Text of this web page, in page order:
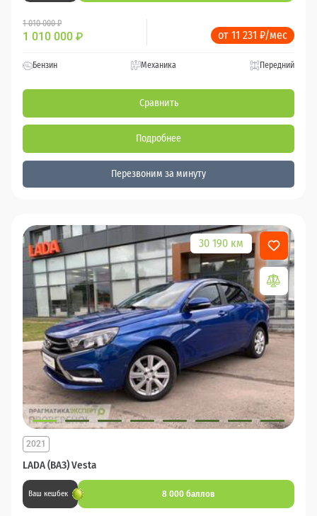
1 010 000 ₽
1 010 000 ₽ от 11 231 ₽/мес
Бензин Механика Передний
Сравнить
Подробнее
Перезвоним за минуту
30 190 км
LADA (ВАЗ) Vesta
2021
Ваш кешбек 8 000 баллов